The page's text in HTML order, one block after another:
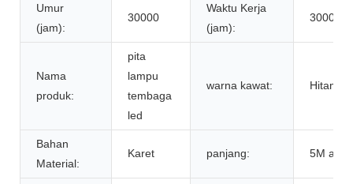
Umur
(jam):
30000
Waktu Kerja
(jam):
30000
Nama
produk:
pita
lampu
tembaga
led
warna kawat: Hitam
Bahan
Material:
Karet panjang: 5M